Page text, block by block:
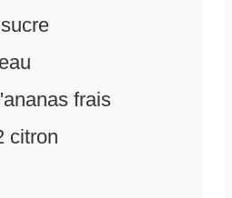
frais
citron